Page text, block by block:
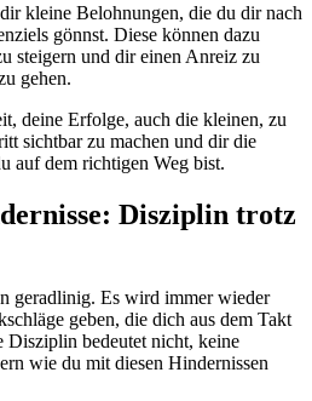
kleine Belohnungen, die du dir nach
gönnst. Diese können dazu
steigern und dir einen Anreiz zu
gehen.
deine Erfolge, auch die kleinen, zu
sichtbar zu machen und dir die
auf dem richtigen Weg bist.
Disziplin trotz
geradlinig. Es wird immer wieder
geben, die dich aus dem Takt
bedeutet nicht, keine
wie du mit diesen Hindernissen